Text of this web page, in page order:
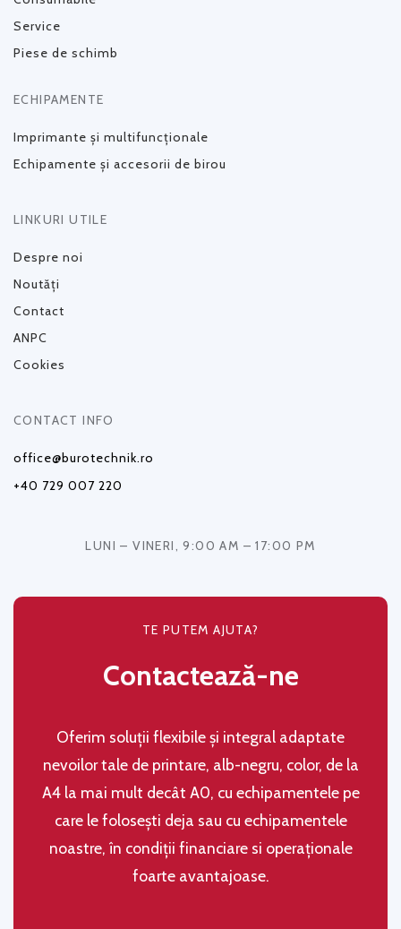
Service
Piese de schimb
ECHIPAMENTE
Imprimante și multifuncționale
Echipamente și accesorii de birou
LINKURI UTILE
Despre noi
Noutăți
Contact
ANPC
Cookies
CONTACT INFO
office@burotechnik.ro
+40 729 007 220
LUNI – VINERI, 9:00 AM – 17:00 PM
TE PUTEM AJUTA?
Contactează-ne
Oferim soluţii flexibile şi integral adaptate
nevoilor tale de printare, alb-negru, color, de la
A4 la mai mult decât A0, cu echipamentele pe
care le folosești deja sau cu echipamentele
noastre, în condiţii financiare si operaţionale
foarte avantajoase.